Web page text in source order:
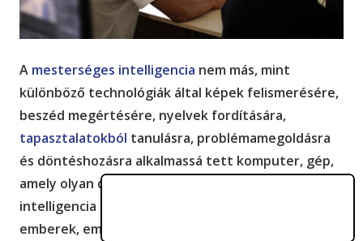
A mesterséges intelligencia nem más, mint
különböző technológiák által képek felismerésére,
beszéd megértésére, nyelvek fordítására,
tapasztalatokból tanulásra, problémamegoldásra
és döntéshozásra alkalmassá tett komputer, gép,
amely olyan dolgokat tesz, melyekhez emberi
intelligencia szükséges: úgy gondolkodik, mint az
emberek, emberek cselekedeteit utánozza. Ez az